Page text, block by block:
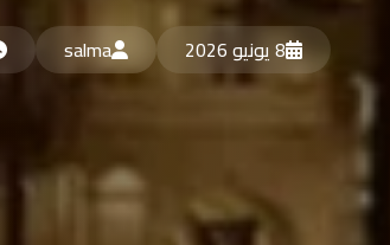
8 يونيو 2026 salma